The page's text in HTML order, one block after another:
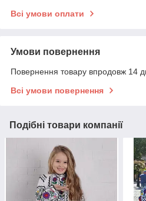
Всі умови оплати
Умови повернення
Повернення товару впродовж 14
Всі умови повернення
Подібні товари компанії